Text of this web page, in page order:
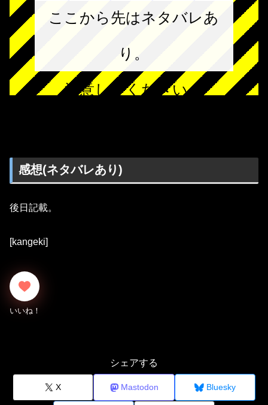
ここから先はネタバレあ
り。
注意してください。
感想(ネタバレあり)
後日記載。
[kangeki]
シェアする
X Mastodon Bluesky